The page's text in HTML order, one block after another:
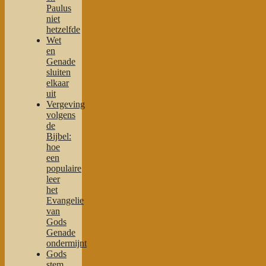
Paulus
niet
hetzelfde
Wet
en
Genade
sluiten
elkaar
uit
Vergeving
volgens
de
Bijbel:
hoe
een
populaire
leer
het
Evangelie
van
Gods
Genade
ondermijnt
Gods